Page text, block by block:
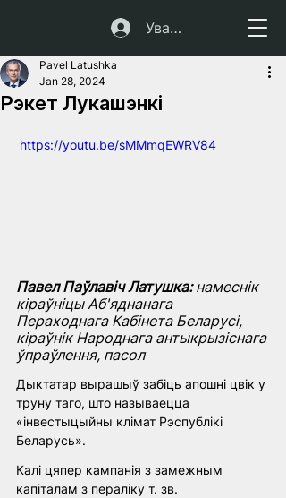
Увайсці
Рэкет Лукашэнкі
Pavel Latushka
Jan 28, 2024
https://youtu.be/sMMmqEWRV84
Павел Паўлавіч Латушка: намеснік
кіраўніцы Аб'яднанага
Пераходнага Кабінета Беларусі,
кіраўнік Народнага антыкрызіснага
ўпраўлення, пасол
Дыктатар вырашыў забіць апошні цвік у
труну таго, што называецца
«інвестыцыйны клімат Рэспублікі
Беларусь».
Калі цяпер кампанія з замежным
капіталам з пераліку т. зв.